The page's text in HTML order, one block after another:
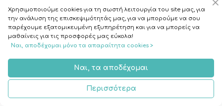
ΣΤΟ ΚΑΛΑΘΙ
Magnesium 150mg | 60tabs
13.66€
Χρησιμοποιούμε cookies για τη σωστή λειτουργία του site μας, για
την ανάλυση της επισκεψιμότητάς μας, για να μπορούμε να σου
παρέχουμε εξατομικευμένη εξυπηρέτηση και για να μπορείς να
μαθαίνεις για τις προσφορές μας εύκολα!
Ναι, αποδέχομαι μόνο τα απαραίτητα cookies >
Ναι, τα αποδέχομαι
Περισσότερα